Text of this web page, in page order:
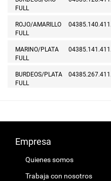
FULL
ROJO/AMARILLO
FULL
MARINO/PLATA
FULL
BURDEOS/PLATA
FULL
Empresa
Quienes somos
Trabaja con nosotros